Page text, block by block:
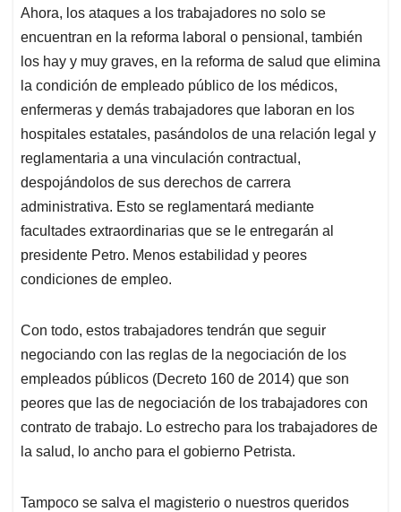
Ahora, los ataques a los trabajadores no solo se
encuentran en la reforma laboral o pensional, también
los hay y muy graves, en la reforma de salud que elimina
la condición de empleado público de los médicos,
enfermeras y demás trabajadores que laboran en los
hospitales estatales, pasándolos de una relación legal y
reglamentaria a una vinculación contractual,
despojándolos de sus derechos de carrera
administrativa. Esto se reglamentará mediante
facultades extraordinarias que se le entregarán al
presidente Petro. Menos estabilidad y peores
condiciones de empleo.
Con todo, estos trabajadores tendrán que seguir
negociando con las reglas de la negociación de los
empleados públicos (Decreto 160 de 2014) que son
peores que las de negociación de los trabajadores con
contrato de trabajo. Lo estrecho para los trabajadores de
la salud, lo ancho para el gobierno Petrista.
Tampoco se salva el magisterio o nuestros queridos